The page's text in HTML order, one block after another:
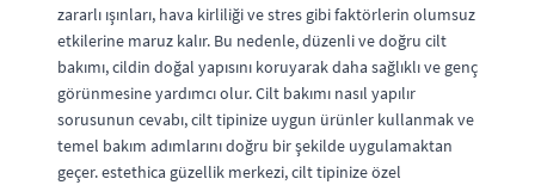
zararlı ışınları, hava kirliliği ve stres gibi faktörlerin olumsuz
etkilerine maruz kalır. Bu nedenle, düzenli ve doğru cilt
bakımı, cildin doğal yapısını koruyarak daha sağlıklı ve genç
görünmesine yardımcı olur. Cilt bakımı nasıl yapılır
sorusunun cevabı, cilt tipinize uygun ürünler kullanmak ve
temel bakım adımlarını doğru bir şekilde uygulamaktan
geçer. estethica güzellik merkezi, cilt tipinize özel